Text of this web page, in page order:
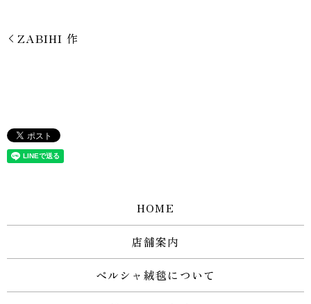
ZABIHI 作
HOME
店舗案内
ペルシャ絨毯について